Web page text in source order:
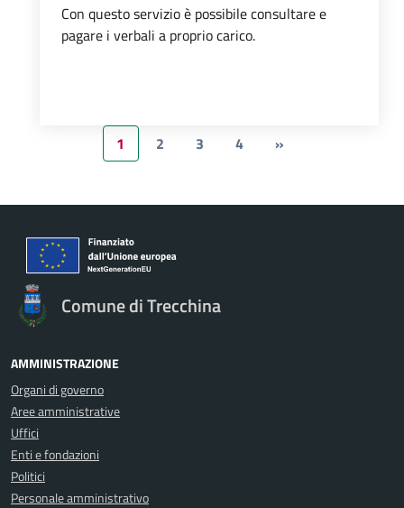
Con questo servizio è possibile consultare e
pagare i verbali a proprio carico.
1 2 3 4 »
Comune di Trecchina
AMMINISTRAZIONE
Organi di governo
Aree amministrative
Uffici
Enti e fondazioni
Politici
Personale amministrativo